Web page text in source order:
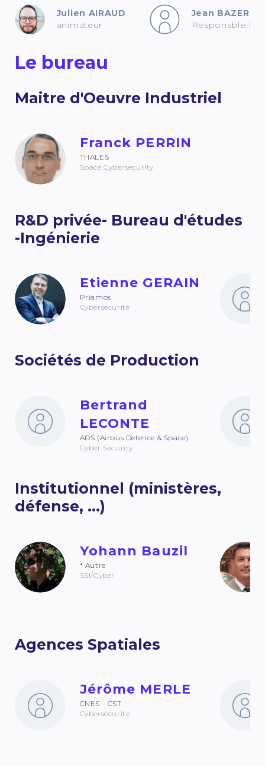
Julien AIRAUD
animateur
Jean
Responsble
Le bureau
Maitre d'Oeuvre Industriel
Franck PERRIN
THALES
Space Cybersecurity
R&D privée- Bureau d'études
-Ingénierie
Etienne GERAIN
Priamos
Cybersécurité
Sociétés de Production
Bertrand
LECONTE
ADS (Airbus Defence & Space)
Cyber Security
Institutionnel (ministères,
défense, ...)
Yohann Bauzil
* Autre
SSI/Cyber
Agences Spatiales
Jérôme MERLE
CNES - CST
Cybersécurité